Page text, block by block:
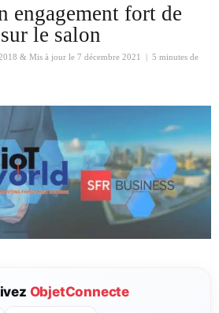
engagement fort de
le salon
& Mis à jour le 7 décembre 2021
5 minutes de
ObjetConnecte